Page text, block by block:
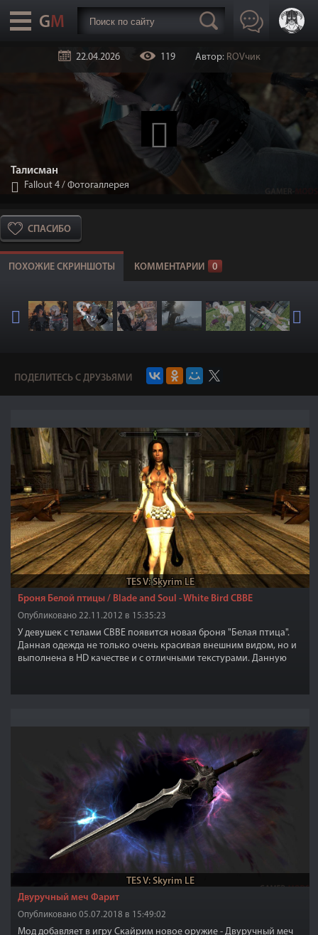
22.04.2026 119 Автор: ROVчик
Талисман
Fallout 4 / Фотогаллерея
СПАСИБО
ПОХОЖИЕ СКРИНШОТЫ КОММЕНТАРИИ 0
ПОДЕЛИТЕСЬ С ДРУЗЬЯМИ
TES V: Skyrim LE
Броня Белой птицы / Blade and Soul - White Bird CBBE
Опубликовано 22.11.2012 в 15:35:23
У девушек с телами CBBE появится новая броня "Белая птица".
Данная одежда не только очень красивая внешним видом, но и
выполнена в HD качестве и с отличными текстурами. Данную
TES V: Skyrim LE
Двуручный меч Фарит
Опубликовано 05.07.2018 в 15:49:02
Мод добавляет в игру Скайрим новое оружие - Двуручный меч